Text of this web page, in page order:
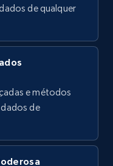
Date
and more.
grátis
de qualquer
e métodos
de